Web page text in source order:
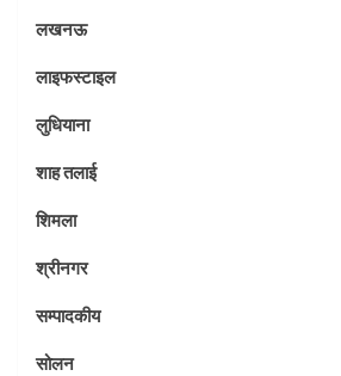
लखनऊ
लाइफस्टाइल
लुधियाना
शाह तलाई
शिमला
श्रीनगर
सम्पादकीय
सोलन